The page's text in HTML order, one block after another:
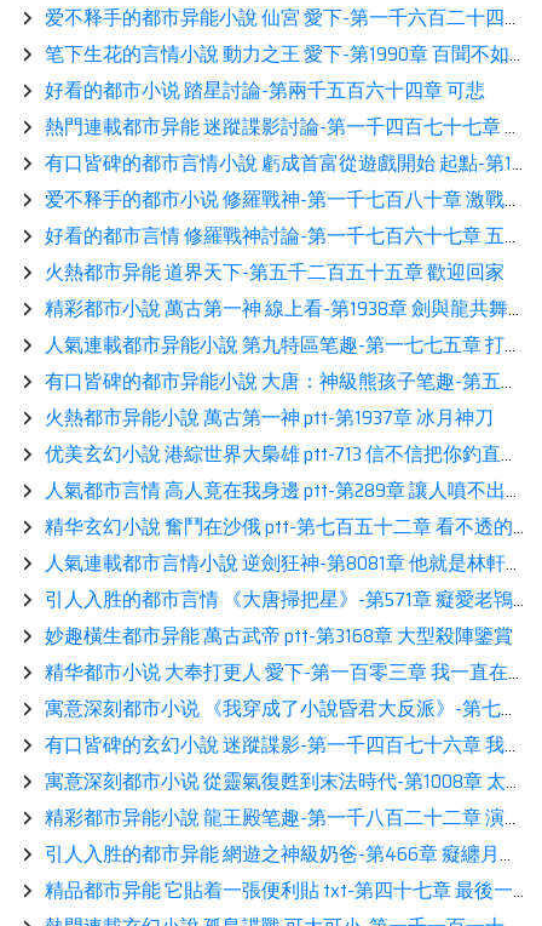
爱不释手的都市异能小說 仙宮 愛下-第一千六百二十四章 反擊讀書
笔下生花的言情小說 動力之王 愛下-第1990章 百聞不如一見（新書《起航1992》還是三更，跪求支持）分享
好看的都市小说 踏星討論-第兩千五百六十四章 可悲
熱門連載都市异能 迷蹤諜影討論-第一千四百七十七章 並肩奮戰熱推
有口皆碑的都市言情小說 虧成首富從遊戲開始 起點-第1240章 活動上線！分享
爱不释手的都市小说 修羅戰神-第一千七百八十章 激戰虎狼看書
好看的都市言情 修羅戰神討論-第一千七百六十七章 五嶽大比分享
火熱都市异能 道界天下-第五千二百五十五章 歡迎回家
精彩都市小說 萬古第一神 線上看-第1938章 劍與龍共舞看書
人氣連載都市异能小說 第九特區笔趣-第一七七五章 打虎親兄弟推薦
有口皆碑的都市异能小說 大唐：神級熊孩子笔趣-第五百九十七章：程咬金氣炸了！閲讀
火熱都市异能小說 萬古第一神 ptt-第1937章 冰月神刀
优美玄幻小說 港綜世界大梟雄 ptt-713 信不信把你釣直升機上讀書
人氣都市言情 高人竟在我身邊 ptt-第289章 讓人噴不出口分享
精华玄幻小說 奮鬥在沙俄 ptt-第七百五十二章 看不透的人展示
人氣連載都市言情小說 逆劍狂神-第8081章 他就是林軒？螻蟻而已！閲讀
引人入胜的都市言情 《大唐掃把星》-第571章 癡愛老鴇曹英雄推薦
妙趣橫生都市异能 萬古武帝 ptt-第3168章 大型殺陣鑒賞
精华都市小说 大奉打更人 愛下-第一百零三章 我一直在熱推
寓意深刻都市小说 《我穿成了小說昏君大反派》-第七百二十章 冷宮展示
有口皆碑的玄幻小說 迷蹤諜影-第一千四百七十六章 我爲魚肉鑒賞
寓意深刻都市小说 從靈氣復甦到末法時代-第1008章 太奢侈了展示
精彩都市异能小說 龍王殿笔趣-第一千八百二十二章 演的好累熱推
引人入胜的都市异能 網遊之神級奶爸-第466章 癡纏月影相伴
精品都市异能 它貼着一張便利貼 txt-第四十七章 最後一搏展示